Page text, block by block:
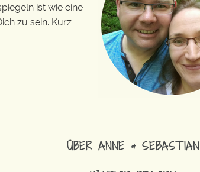
ist wie eine
zu sein. Kurz
ÜBER ANNE & SEBASTIAN